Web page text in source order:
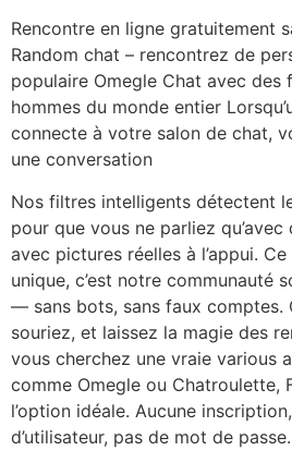
Rencontre en ligne gratuitement
Random chat – rencontrez de
populaire Omegle Chat avec des
hommes du monde entier
connecte à votre salon de chat,
une conversation
Nos filtres intelligents détectent
pour que vous ne parliez qu’avec
avec pictures réelles à l’appui.
unique, c’est notre communauté
— sans bots, sans faux comptes.
souriez, et laissez la magie des
vous cherchez une vraie various
comme Omegle ou Chatroulette,
l’option idéale. Aucune
d’utilisateur, pas de mot de passe.